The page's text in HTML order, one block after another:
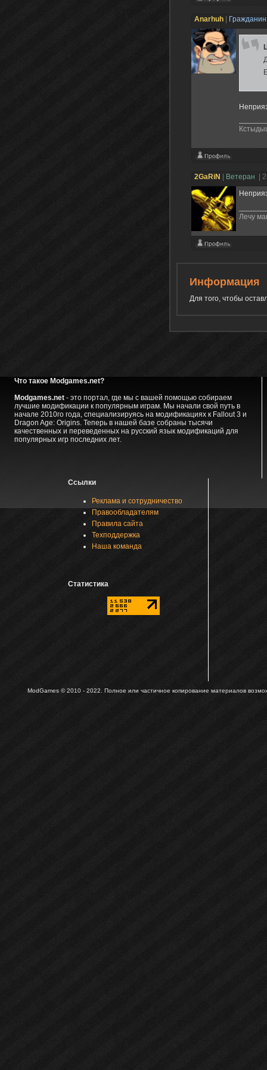
Anarhuh
2GaRiN Ветеран |
Лечу
Информация
Для того, чтобы
Что такое Modgames.net?
Modgames.net- это портал, где мы с вашей помощью собираем
лучшие модификации к популярным играм. Мы начали свой путь в
начале 2010го года, специализируясь на модификациях к Fallout 3 и
Dragon Age: Origins. Теперь в нашей базе собраны тысячи
качественных и переведенных на русский язык модификаций для
популярных игр последних лет.
Ссылки
Реклама и сотрудничество
Правообладателям
Правила сайта
Техподдержка
Наша команда
Статистика
ModGames © 2010 - 2022. Полное или частичное копирование материалов